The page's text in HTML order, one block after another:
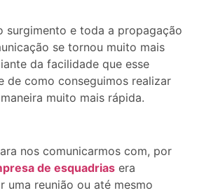
surgimento e toda a propagação
se tornou muito mais
da facilidade que esse
de como conseguimos realizar
muito mais rápida.
nos comunicarmos com, por
de esquadrias era
uma reunião ou até mesmo